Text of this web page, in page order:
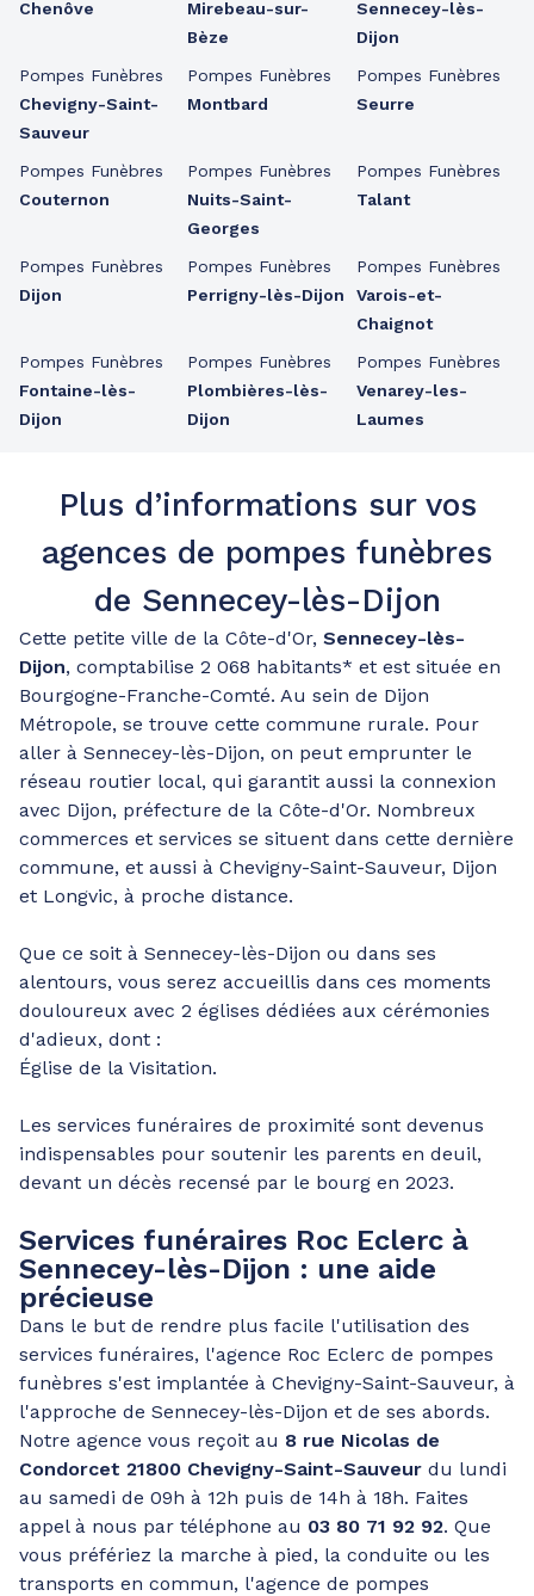
Chenôve
Pompes Funèbres
Chevigny-Saint-
Sauveur
Pompes Funèbres
Couternon
Pompes Funèbres
Dijon
Pompes Funèbres
Fontaine-lès-
Dijon
Mirebeau-sur-
Bèze
Pompes Funèbres
Montbard
Pompes Funèbres
Nuits-Saint-
Georges
Pompes Funèbres
Perrigny-lès-Dijon
Pompes Funèbres
Plombières-lès-
Dijon
Sennecey-lès-
Dijon
Pompes Funèbres
Seurre
Pompes Funèbres
Talant
Pompes Funèbres
Varois-et-
Chaignot
Pompes Funèbres
Venarey-les-
Laumes
Plus d’informations sur vos
agences de pompes funèbres
de Sennecey-lès-Dijon
Cette petite ville de la Côte-d'Or, Sennecey-lès-
Dijon, comptabilise 2 068 habitants* et est située en
Bourgogne-Franche-Comté. Au sein de Dijon
Métropole, se trouve cette commune rurale. Pour
aller à Sennecey-lès-Dijon, on peut emprunter le
réseau routier local, qui garantit aussi la connexion
avec Dijon, préfecture de la Côte-d'Or. Nombreux
commerces et services se situent dans cette dernière
commune, et aussi à Chevigny-Saint-Sauveur, Dijon
et Longvic, à proche distance.
Que ce soit à Sennecey-lès-Dijon ou dans ses
alentours, vous serez accueillis dans ces moments
douloureux avec 2 églises dédiées aux cérémonies
d'adieux, dont :
Église de la Visitation.
Les services funéraires de proximité sont devenus
indispensables pour soutenir les parents en deuil,
devant un décès recensé par le bourg en 2023.
Services funéraires Roc Eclerc à
Sennecey-lès-Dijon : une aide
précieuse
Dans le but de rendre plus facile l'utilisation des
services funéraires, l'agence Roc Eclerc de pompes
funèbres s'est implantée à Chevigny-Saint-Sauveur, à
l'approche de Sennecey-lès-Dijon et de ses abords.
Notre agence vous reçoit au 8 rue Nicolas de
Condorcet 21800 Chevigny-Saint-Sauveur du lundi
au samedi de 09h à 12h puis de 14h à 18h. Faites
appel à nous par téléphone au 03 80 71 92 92. Que
vous préfériez la marche à pied, la conduite ou les
transports en commun, l'agence de pompes